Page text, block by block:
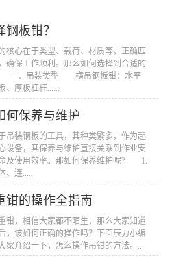
板钳？
核心在于类型、载荷、材质等，正确匹
确保工作顺利。那么如何选择到合适的
一、吊装类型 横吊钢板钳：水平
、厚板杠杆......
何保养与维护
吊装钢板的工具，其种类繁多，作为起
设备，其保养与维护直接关系到作业安
及使用效率。那如何保养维护呢? 1.
、连......
钳的操作全指南
，相信大家都不陌生，那么大家知道
，该如何正确的操作吗？下面辰力小编
家介绍一下，怎么操作吊钳的方法。...